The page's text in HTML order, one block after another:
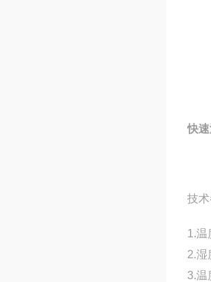
快
技
1.
2.湿
3.温